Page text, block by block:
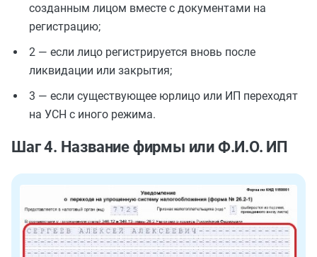
созданным лицом вместе с документами на
регистрацию;
2 — если лицо регистрируется вновь после
ликвидации или закрытия;
3 — если существующее юрлицо или ИП переходят
на УСН с иного режима.
Шаг 4. Название фирмы или Ф.И.О. ИП